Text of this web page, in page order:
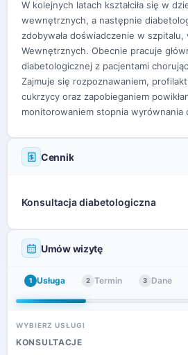
W kolejnych latach kształciła się w
wewnętrznych, a następnie
zdobywała doświadczenie w
Wewnętrznych. Obecnie pracuje
diabetologicznej z pacjentami
Zajmuje się rozpoznawaniem,
cukrzycy oraz zapobieganiem
monitorowaniem stopnia wyrównania
Cennik
Konsultacja diabetologiczna
Umów wizytę
1 Usługa 2 Termin 3 Dane
WYBIERZ USŁUGI
KONSULTACJE